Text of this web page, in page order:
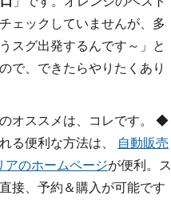
ェックしていませんが、多
スグ出発するんです～」と
で、できたらやりたくあり
オススメは、コレです。 ◆
る便利な方法は、
自動販売
アのホームページが便利。ス
接、予約＆購入が可能です